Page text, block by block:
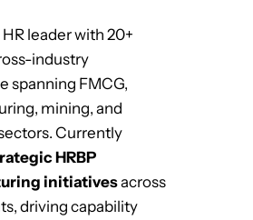
leader with 20+
industry
spanning FMCG,
mining, and
Currently
HRBP
initiativesacross
driving capability